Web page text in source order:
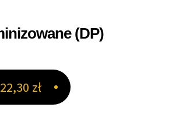
(DP)
złZakres
cen: